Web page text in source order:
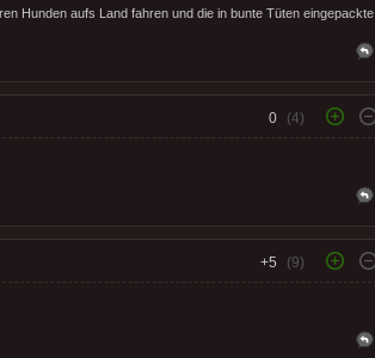
Hunden aufs Land fahren und die in bunte Tüten eingepackte
0 (4)
+5 (9)